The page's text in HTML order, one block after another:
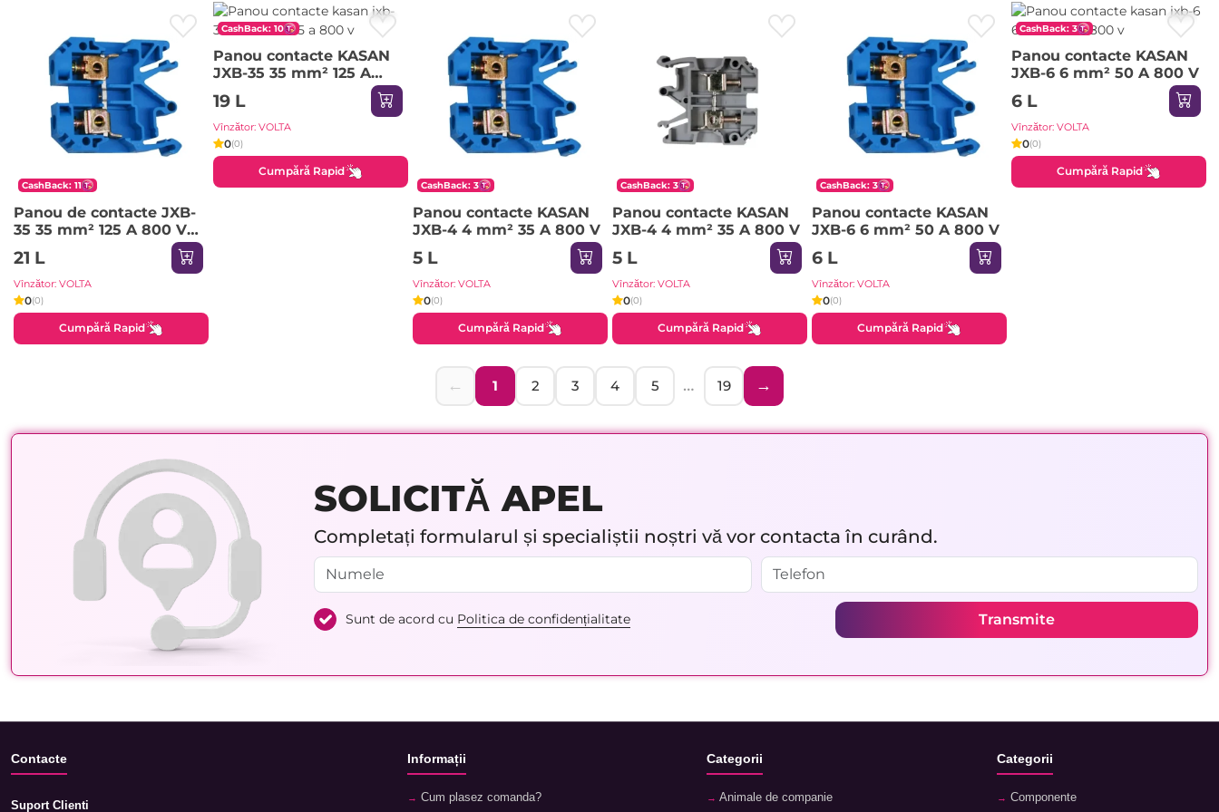
CashBack: 11
Panou de contacte JXB-
35 35 mm² 125 A 800 V
KASAN
21 L
Vînzător: VOLTA
0(0)
Cumpără Rapid
CashBack: 10
Panou contacte KASAN
JXB-35 35 mm² 125 A
800 V
19 L
Vînzător: VOLTA
0(0)
Cumpără Rapid
CashBack: 3
Panou contacte KASAN
JXB-4 4 mm² 35 A 800 V
5 L
Vînzător: VOLTA
0(0)
Cumpără Rapid
CashBack: 3
Panou contacte KASAN
JXB-4 4 mm² 35 A 800 V
5 L
Vînzător: VOLTA
0(0)
Cumpără Rapid
CashBack: 3
Panou contacte KASAN
JXB-6 6 mm² 50 A 800 V
6 L
Vînzător: VOLTA
0(0)
Cumpără Rapid
CashBack: 3
Panou contacte KASAN
JXB-6 6 mm² 50 A 800 V
6 L
Vînzător: VOLTA
0(0)
Cumpără Rapid
← 1 2 3 4 5 … 19 →
SOLICITĂ APEL
Completați formularul și specialiștii noștri vă vor contacta în curând.
Sunt de acord cu Politica de confidențialitate Transmite
Contacte
Suport Clienti
Informații
Cum plasez comanda?
Categorii
Animale de companie
Categorii
Componente